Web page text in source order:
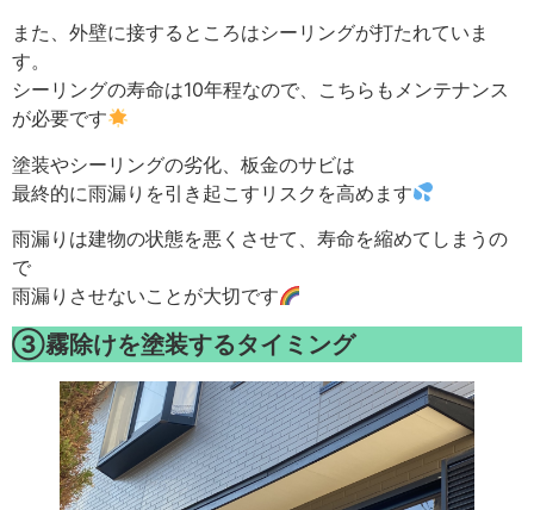
また、外壁に接するところはシーリングが打たれていま
す。
シーリングの寿命は10年程なので、こちらもメンテナンス
が必要です
塗装やシーリングの劣化、板金のサビは
最終的に雨漏りを引き起こすリスクを高めます
雨漏りは建物の状態を悪くさせて、寿命を縮めてしまうの
で
雨漏りさせないことが大切です
③霧除けを塗装するタイミング